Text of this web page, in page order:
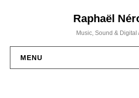
Raphaël
Music, Sound & Digital
MENU